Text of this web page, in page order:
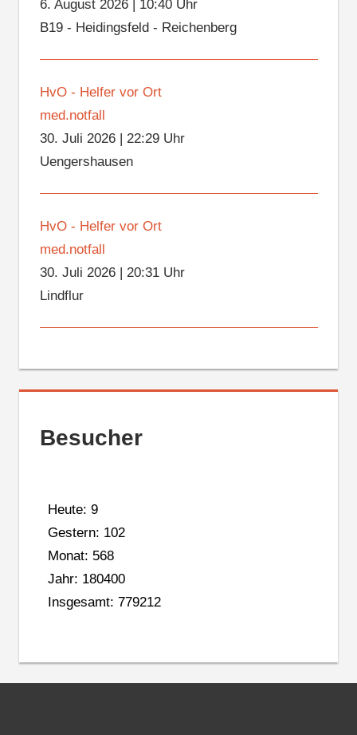
6. August 2026| 10:40 Uhr
B19 - Heidingsfeld - Reichenberg
HvO - Helfer vor Ort
med.notfall
30. Juli 2026| 22:29 Uhr
Uengershausen
HvO - Helfer vor Ort
med.notfall
30. Juli 2026| 20:31 Uhr
Lindflur
Besucher
Heute: 9
Gestern: 102
Monat: 568
Jahr: 180400
Insgesamt: 779212